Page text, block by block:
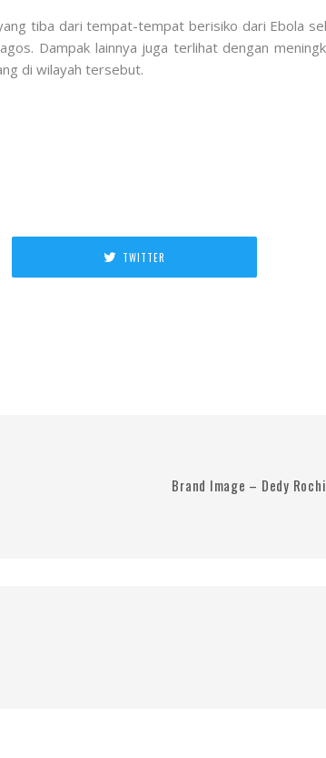
tiba dari tempat-tempat berisiko dari Ebola
Dampak lainnya juga terlihat dengan
di wilayah tersebut.
TWITTER
Brand Image – Dedy